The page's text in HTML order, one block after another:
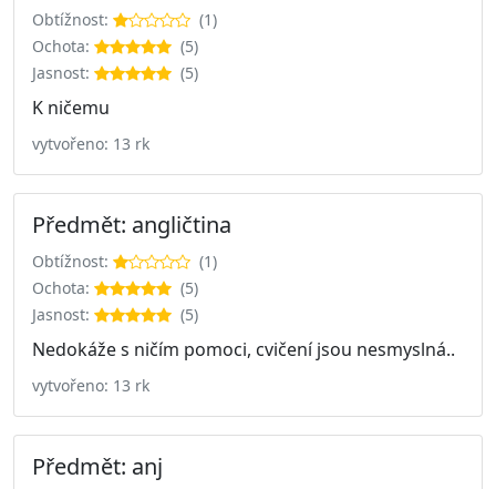
Obtížnost:
(1)
Ochota:
(5)
Jasnost:
(5)
K ničemu
vytvořeno: 13 rk
Předmět: angličtina
Obtížnost:
(1)
Ochota:
(5)
Jasnost:
(5)
Nedokáže s ničím pomoci, cvičení jsou nesmyslná..
vytvořeno: 13 rk
Předmět: anj